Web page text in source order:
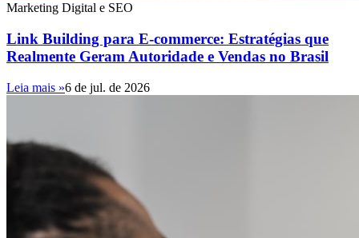
Marketing Digital e SEO
Link Building para E-commerce: Estratégias que
Realmente Geram Autoridade e Vendas no Brasil
Leia mais »6 de jul. de 2026